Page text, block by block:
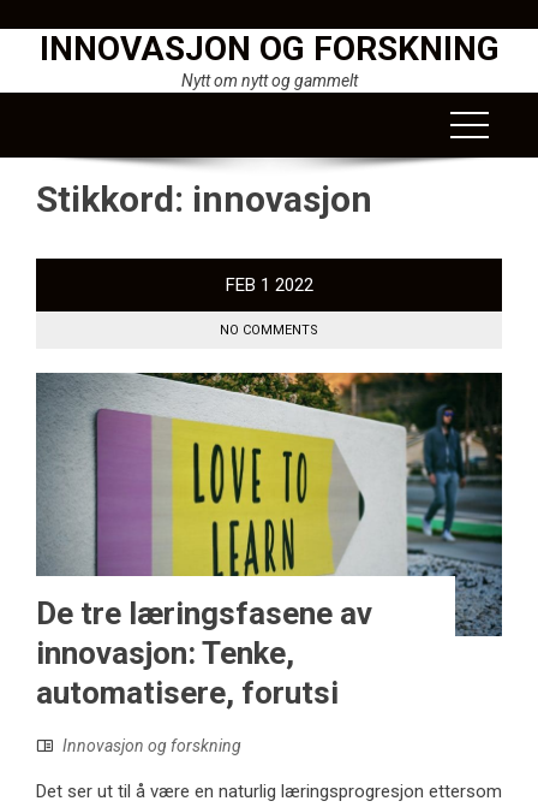
INNOVASJON OG FORSKNING
Nytt om nytt og gammelt
Stikkord: innovasjon
FEB 1 2022
NO COMMENTS
De tre læringsfasene av
innovasjon: Tenke,
automatisere, forutsi
Innovasjon og forskning
Det ser ut til å være en naturlig læringsprogresjon ettersom